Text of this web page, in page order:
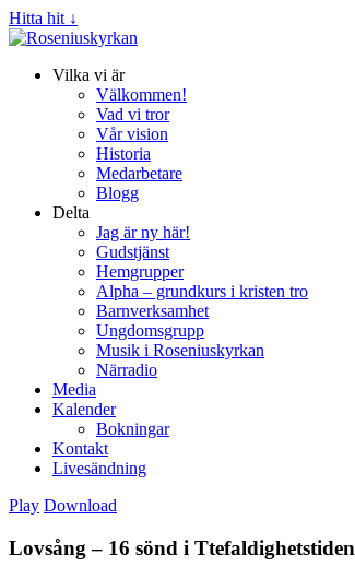
Hitta hit ↓
Vilka vi är
Välkommen!
Vad vi tror
Vår vision
Historia
Medarbetare
Blogg
Delta
Jag är ny här!
Gudstjänst
Hemgrupper
Alpha – grundkurs i kristen tro
Barnverksamhet
Ungdomsgrupp
Musik i Roseniuskyrkan
Närradio
Media
Kalender
Bokningar
Kontakt
Livesändning
Play Download
Lovsång – 16 sönd i Ttefaldighetstiden